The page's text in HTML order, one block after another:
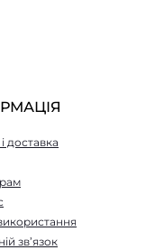
доставка
зв’язок